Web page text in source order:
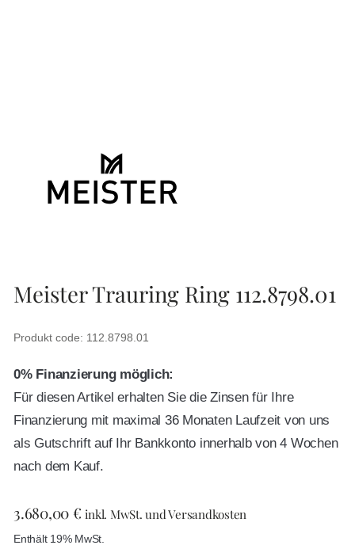
Meister Trauring Ring 112.8798.01
Produkt code: 112.8798.01
0% Finanzierung möglich:
Für diesen Artikel erhalten Sie die Zinsen für Ihre
Finanzierung mit maximal 36 Monaten Laufzeit von uns
als Gutschrift auf Ihr Bankkonto innerhalb von 4 Wochen
nach dem Kauf.
3.680,00€ inkl. MwSt. und Versandkosten
Enthält 19% MwSt.